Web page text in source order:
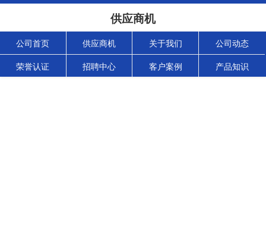
供应商机
公司首页 供应商机 关于我们 公司动态
荣誉认证 招聘中心 客户案例 产品知识